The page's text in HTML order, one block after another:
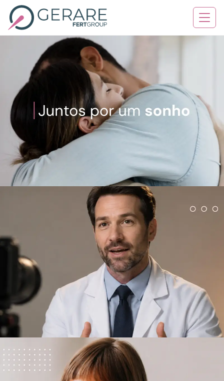
Quem Somos
Tratamentos
Serviços
Contato
Blog
Agende sua consulta